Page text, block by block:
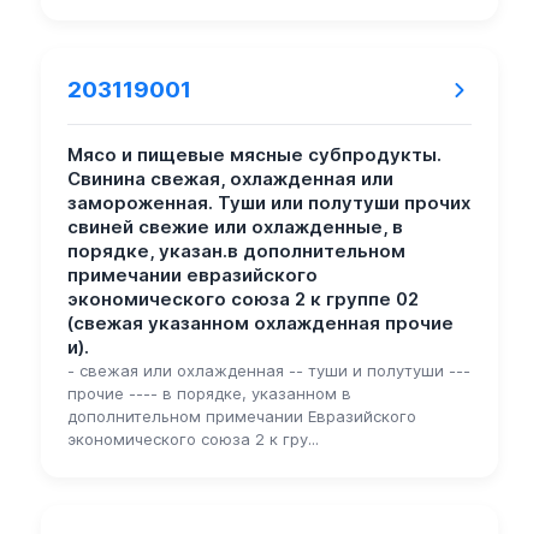
203119001
Мясо и пищевые мясные субпродукты.
Свинина свежая, охлажденная или
замороженная. Туши или полутуши прочих
свиней свежие или охлажденные, в
порядке, указан.в дополнительном
примечании евразийского
экономического союза 2 к группе 02
(свежая указанном охлажденная прочие
и).
- свежая или охлажденная -- туши и полутуши ---
прочие ---- в порядке, указанном в
дополнительном примечании Евразийского
экономического союза 2 к гру...